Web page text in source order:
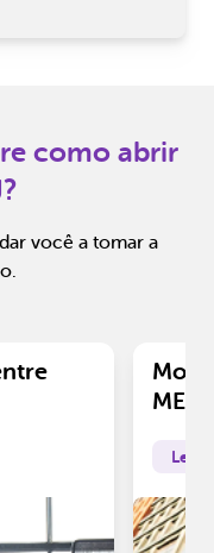
como abrir
você a tomar a
ME?
Leia